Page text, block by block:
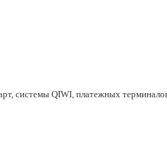
системы QIWI, платежных